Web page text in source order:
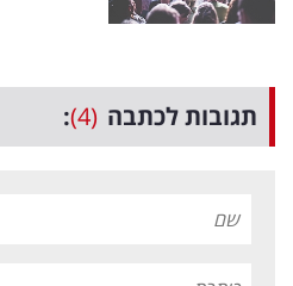
תגובות לכתבה (4)
: